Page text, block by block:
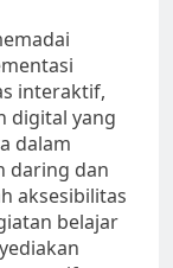
interaktif,
digital yang
dalam
daring dan
aksesibilitas
belajar